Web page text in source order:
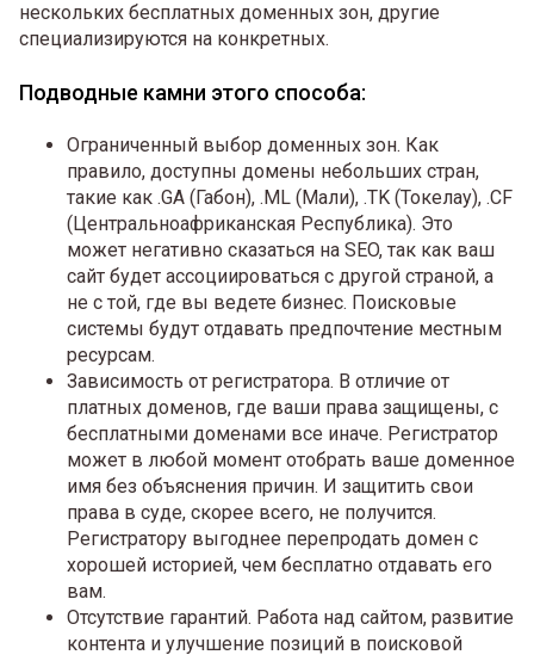
нескольких бесплатных доменных зон, другие
специализируются на конкретных.
Подводные камни этого способа:
Ограниченный выбор доменных зон. Как
правило, доступны домены небольших стран,
такие как .GA (Габон), .ML (Мали), .TK (Токелау), .CF
(Центральноафриканская Республика). Это
может негативно сказаться на SEO, так как ваш
сайт будет ассоциироваться с другой страной, а
не с той, где вы ведете бизнес. Поисковые
системы будут отдавать предпочтение местным
ресурсам.
Зависимость от регистратора. В отличие от
платных доменов, где ваши права защищены, с
бесплатными доменами все иначе. Регистратор
может в любой момент отобрать ваше доменное
имя без объяснения причин. И защитить свои
права в суде, скорее всего, не получится.
Регистратору выгоднее перепродать домен с
хорошей историей, чем бесплатно отдавать его
вам.
Отсутствие гарантий. Работа над сайтом, развитие
контента и улучшение позиций в поисковой